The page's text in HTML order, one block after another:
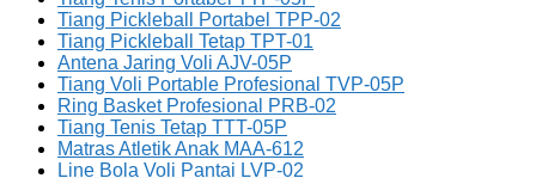
Tiang Pickleball Portabel TPP-02
Tiang Pickleball Tetap TPT-01
Antena Jaring Voli AJV-05P
Tiang Voli Portable Profesional TVP-05P
Ring Basket Profesional PRB-02
Tiang Tenis Tetap TTT-05P
Matras Atletik Anak MAA-612
Line Bola Voli Pantai LVP-02